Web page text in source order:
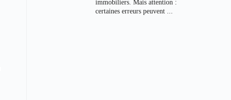
immobiliers. Mais attention :
certaines erreurs peuvent ...